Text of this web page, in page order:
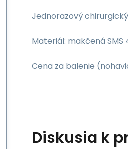
Jednorazový
Materiál: mäkčená SMS
Cena za balenie
Diskusia k